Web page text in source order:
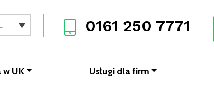
0161 250 7771
UK Usługi dla firm